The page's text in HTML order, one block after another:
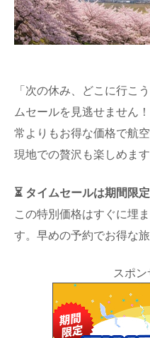
「次の休み、どこに行こ
ムセールを見逃せません
常よりもお得な価格で航
現地での贅沢も楽しめます
⏳ タイムセールは期間限
この特別価格はすぐに埋
す。早めの予約でお得な
スポン